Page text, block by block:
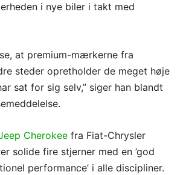
i nye biler i takt med
at premium-mærkerne fra
steder opretholder de meget høje
sat for sig selv,” siger han blandt
Cherokee fra Fiat-Chrysler
solide fire stjerner med en ’god
performance’ i alle discipliner.